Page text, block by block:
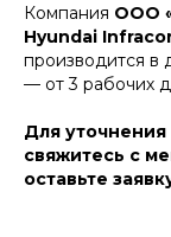
Компания ООО
Hyundai
производится в
— от 3 рабочих
Для
свяжитесь с
оставьте